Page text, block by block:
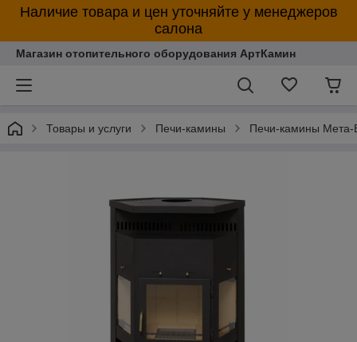
Наличие товара и цен уточняйте у менеджеров
салона
Магазин отопительного оборудования АртКамин
Товары и услуги Печи-камины Печи-камины Мета-